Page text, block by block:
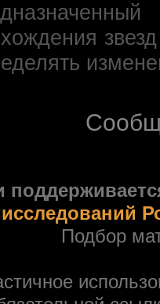
исследований
Подбор